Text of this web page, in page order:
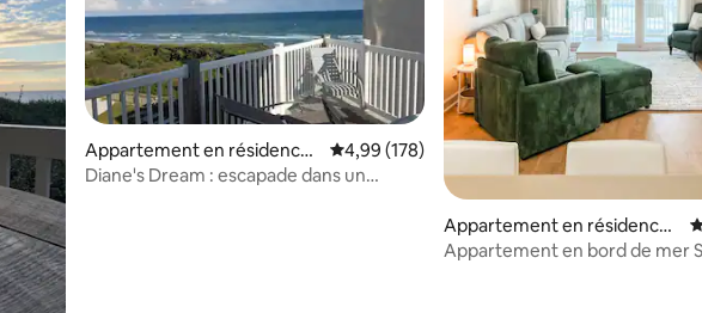
Appartement en résidence ⋅
Salter Path
Évaluation moyenne sur la base de 178
4,99 (178)
Diane's Dream : escapade dans un
Appartement en résidence ⋅
North Topsail Beach
Appartement en bord de mer